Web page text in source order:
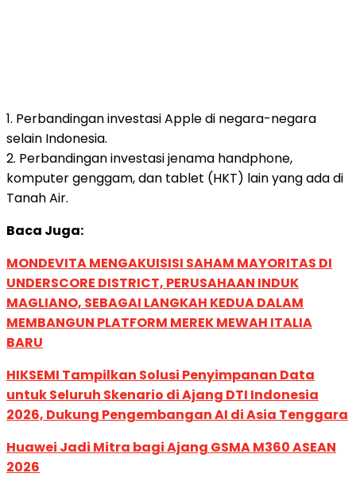
1. Perbandingan investasi Apple di negara-negara
selain Indonesia.
2. Perbandingan investasi jenama handphone,
komputer genggam, dan tablet (HKT) lain yang ada di
Tanah Air.
Baca Juga:
MONDEVITA MENGAKUISISI SAHAM MAYORITAS DI
UNDERSCORE DISTRICT, PERUSAHAAN INDUK
MAGLIANO, SEBAGAI LANGKAH KEDUA DALAM
MEMBANGUN PLATFORM MEREK MEWAH ITALIA
BARU
HIKSEMI Tampilkan Solusi Penyimpanan Data
untuk Seluruh Skenario di Ajang DTI Indonesia
2026, Dukung Pengembangan AI di Asia Tenggara
Huawei Jadi Mitra bagi Ajang GSMA M360 ASEAN
2026